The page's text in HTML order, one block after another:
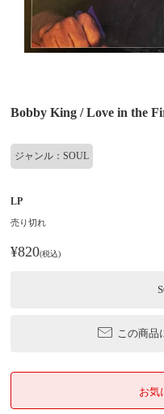
Bobby King / Love in the
ジャンル：SOUL
LP
売り切れ
¥820(税込)
この商品